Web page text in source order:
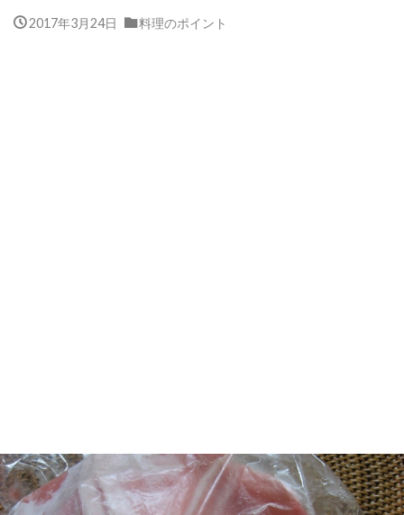
2017年3月24日 料理のポイント